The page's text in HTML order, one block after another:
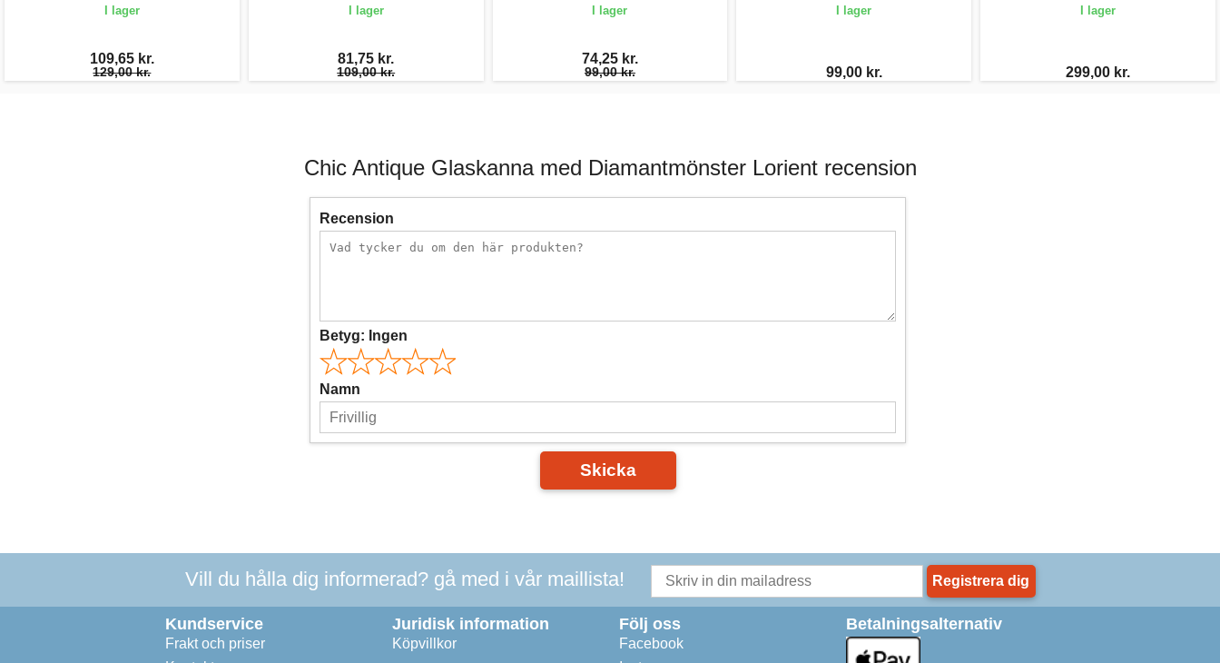
I lager
109,65 kr.
129,00 kr.
I lager
81,75 kr.
109,00 kr.
I lager
74,25 kr.
99,00 kr.
I lager
99,00 kr.
I lager
299,00 kr.
Chic Antique Glaskanna med Diamantmönster Lorient recension
Recension
Betyg: Ingen
Namn
Skicka
Vill du hålla dig informerad? gå med i vår maillista! Registrera dig
Kundservice
Frakt och priser
Juridisk information
Köpvillkor
Följ oss
Facebook
Betalningsalternativ